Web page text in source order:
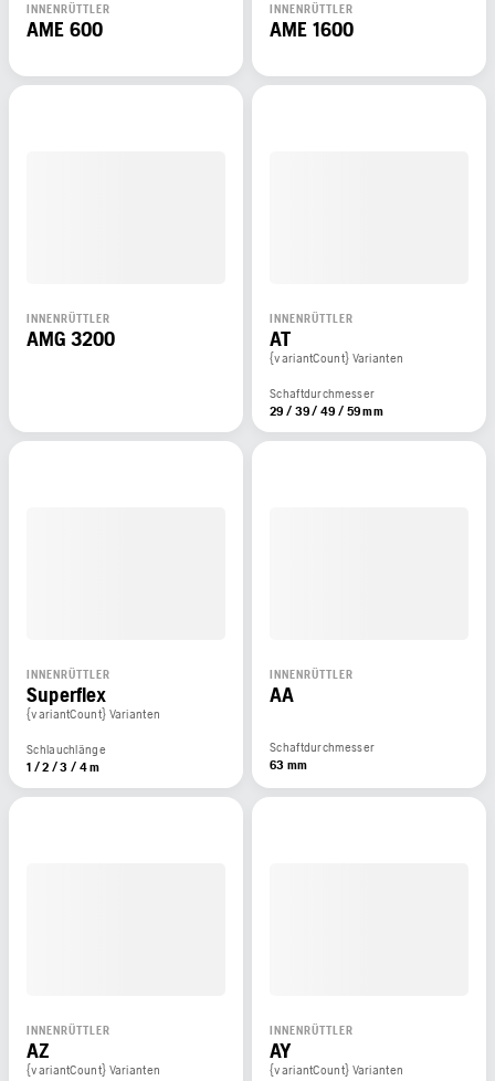
INNENRÜTTLER
AME 600
INNENRÜTTLER
AME 1600
INNENRÜTTLER
AMG 3200
INNENRÜTTLER
AT
{variantCount} Varianten
Schaftdurchmesser
29 / 39 / 49 / 59 mm
INNENRÜTTLER
Superflex
{variantCount} Varianten
Schlauchlänge
1 / 2 / 3 / 4 m
INNENRÜTTLER
AA
Schaftdurchmesser
63 mm
INNENRÜTTLER
AZ
{variantCount} Varianten
INNENRÜTTLER
AY
{variantCount} Varianten